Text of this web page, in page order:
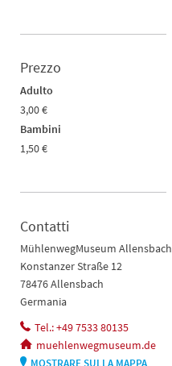
Prezzo
Adulto
3,00 €
Bambini
1,50 €
Contatti
MühlenwegMuseum Allensbach
Konstanzer Straße 12
78476 Allensbach
Germania
Tel.: +49 7533 80135
muehlenwegmuseum.de
MOSTRARE SULLA MAPPA